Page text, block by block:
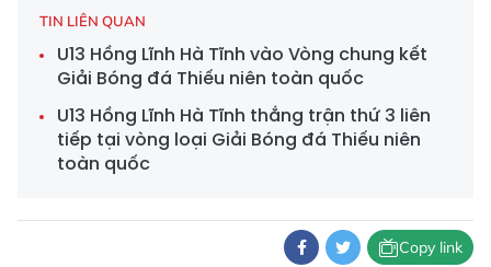
TIN LIÊN QUAN
U13 Hồng Lĩnh Hà Tĩnh vào Vòng chung kết
Giải Bóng đá Thiếu niên toàn quốc
U13 Hồng Lĩnh Hà Tĩnh thắng trận thứ 3 liên
tiếp tại vòng loại Giải Bóng đá Thiếu niên
toàn quốc
Copy link